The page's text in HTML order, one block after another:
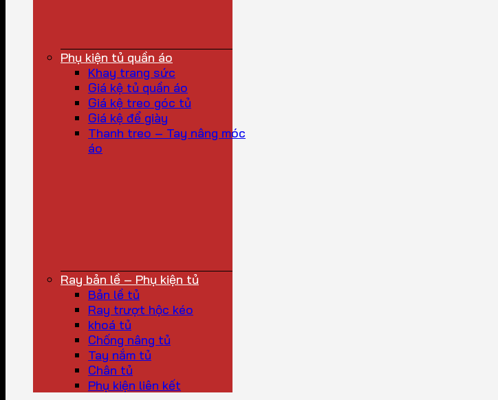
Phụ kiện tủ quần áo
Khay trang sức
Giá kệ tủ quần áo
Giá kệ treo góc tủ
Giá kệ để giày
Thanh treo – Tay nâng móc
áo
Ray bản lề – Phụ kiện tủ
Bản lề tủ
Ray trượt hộc kéo
khoá tủ
Chống nâng tủ
Tay nắm tủ
Chân tủ
Phụ kiện liên kết